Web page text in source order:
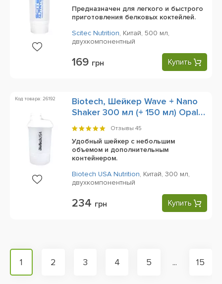
Предназначен для легкого и быстрого
приготовления белковых коктейлей.
Scitec Nutrition, Китай, 500 мл,
двухкомпонентный
169 грн Купить
Код товара: 26192
Biotech, Шейкер Wave + Nano
Shaker 300 мл (+ 150 мл) Opal
White
Отзывы 45
Удобный шейкер с небольшим
объемом и дополнительным
контейнером.
Biotech USA Nutrition, Китай, 300 мл,
двухкомпонентный
234 грн Купить
1 2 3 4 5 ... 15